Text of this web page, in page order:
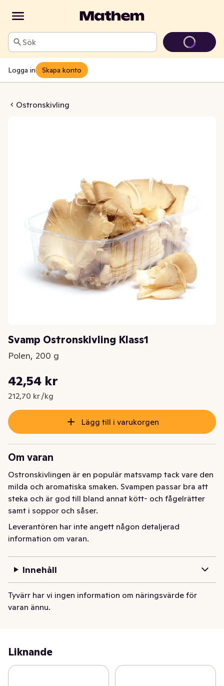
Sök
Logga in Skapa konto
Ostronskivling
Klass1
Svamp Ostronskivling Klass1
Polen, 200 g
Nuvarande pris är: 42,54 kr
42,54 kr
212,70 kr /kg
Styckpris: 212,70 kr /kg
Lägg till i varukorgen
Om varan
Ostronskivlingen är en populär matsvamp tack vare den
milda och aromatiska smaken. Svampen passar bra att
steka och är god till bland annat kött- och fågelrätter
samt i soppor och såser.
Leverantören har inte angett någon detaljerad
information om varan.
Innehåll
Tyvärr har vi ingen information om näringsvärde för
varan ännu.
Liknande